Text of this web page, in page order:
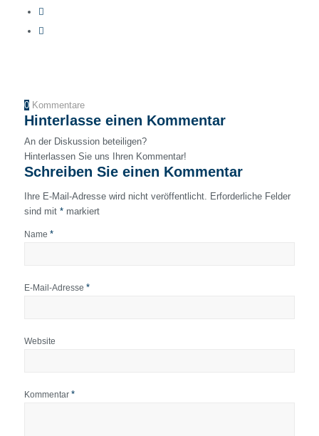
0 Kommentare
Hinterlasse einen Kommentar
An der Diskussion beteiligen?
Hinterlassen Sie uns Ihren Kommentar!
Schreiben Sie einen Kommentar
Ihre E-Mail-Adresse wird nicht veröffentlicht. Erforderliche Felder
sind mit *markiert
Name *
E-Mail-Adresse *
Website
Kommentar *